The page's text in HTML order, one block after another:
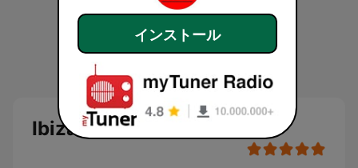
Ibiza Radios - Relax
インストール